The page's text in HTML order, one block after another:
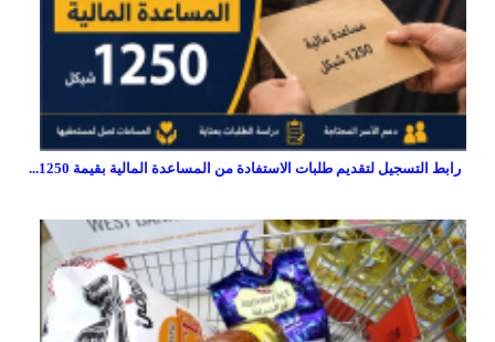
رابط التسجيل لتقديم طلبات الاستفادة من المساعدة المالية بقيمة 1250...